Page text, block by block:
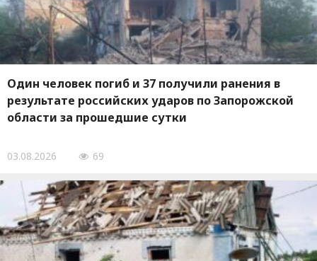
Один человек погиб и 37 получили ранения в
результате российских ударов по Запорожской
области за прошедшие сутки
03.08.2026 69